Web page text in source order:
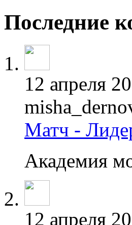
Последние
12 апреля
Матч -
Академия
12 апреля